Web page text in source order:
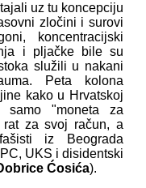
uz tu koncepciju
zločini i surovi
koncentracijski
i pljačke bile su
služili u nakani
Peta kolona
kako u Hrvatskoj
"moneta za
rat za svoj račun, a
iz Beograda
UKS i disidentski
Ćosića).